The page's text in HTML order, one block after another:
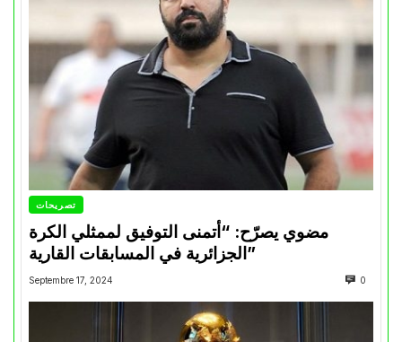
تصريحات
مضوي يصرّح: “أتمنى التوفيق لممثلي الكرة
الجزائرية في المسابقات القارية”
Septembre 17, 2024 0